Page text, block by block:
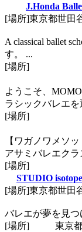
J.Honda
[場所]東京都世田
A classical ballet
す。 ...
[場所]
ようこそ、
ラシックバレエ
[場所]
【ワガノワメソ
アサミバレエク
[場所]
STUDIO
[場所]東京都世田
バレエが夢を見
[場所]
東京